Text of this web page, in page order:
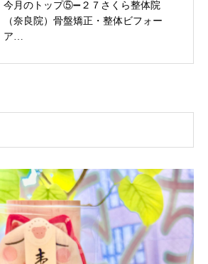
今月のトップ⑤➖２７さくら整体院
（奈良院）骨盤矯正・整体ビフォー
ア…